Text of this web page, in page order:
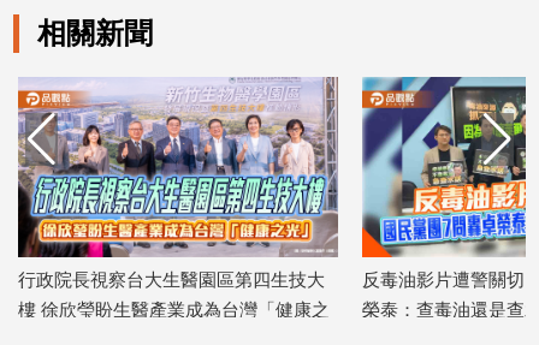
音
區
合
作
媒
體
相關新聞
行政院長視察台大生醫園區第四生技大
樓 徐欣瑩盼生醫產業成為台灣「健康之
反毒油影片遭警關切
榮泰：查毒油還是查